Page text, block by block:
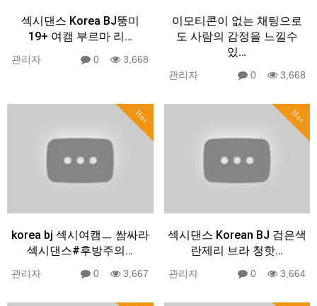
섹시댄스 Korea BJ뚱미
19+ 여캠 부르마 리…
관리자 0 3,668
이모티콘이 없는 채팅으로
도 사람의 감정을 느낄수
있…
관리자 0 3,668
Hot
korea bj 섹시여캠ㅡ 쌈싸라
섹시댄스#후방주의…
관리자 0 3,667
Hot
섹시댄스 Korean BJ 검은색
란제리 브라 청핫…
관리자 0 3,664